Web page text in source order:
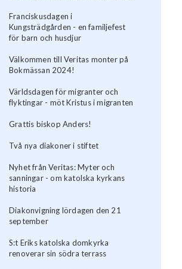
Franciskusdagen i
Kungsträdgården - en familjefest
för barn och husdjur
Välkommen till Veritas monter på
Bokmässan 2024!
Världsdagen för migranter och
flyktingar - möt Kristus i migranten
Grattis biskop Anders!
Två nya diakoner i stiftet
Nyhet från Veritas: Myter och
sanningar - om katolska kyrkans
historia
Diakonvigning lördagen den 21
september
S:t Eriks katolska domkyrka
renoverar sin södra terrass